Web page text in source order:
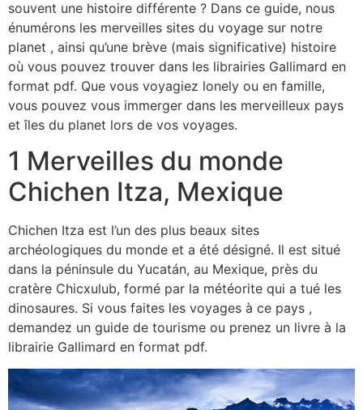
souvent une histoire différente ? Dans ce guide, nous
énumérons les merveilles sites du voyage sur notre
planet , ainsi qu’une brève (mais significative) histoire
où vous pouvez trouver dans les librairies Gallimard en
format pdf. Que vous voyagiez lonely ou en famille,
vous pouvez vous immerger dans les merveilleux pays
et îles du planet lors de vos voyages.
1 Merveilles du monde
Chichen Itza, Mexique
Chichen Itza est l’un des plus beaux sites
archéologiques du monde et a été désigné. Il est situé
dans la péninsule du Yucatán, au Mexique, près du
cratère Chicxulub, formé par la météorite qui a tué les
dinosaures. Si vous faites les voyages à ce pays ,
demandez un guide de tourisme ou prenez un livre à la
librairie Gallimard en format pdf.